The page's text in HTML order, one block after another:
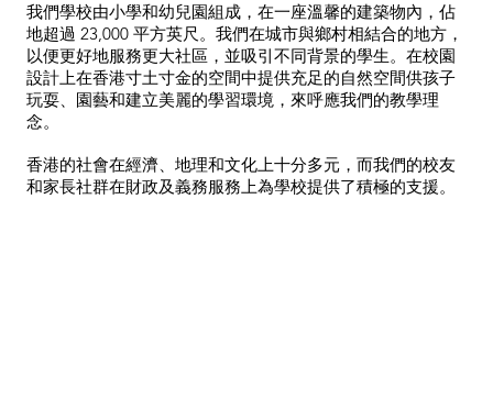
我們學校由小學和幼兒園組成，在一座溫馨的建築物內，佔
地超過 23,000 平方英尺。我們在城市與鄉村相結合的地方，
以便更好地服務更大社區，並吸引不同背景的學生。在校園
設計上在香港寸土寸金的空間中提供充足的自然空間供孩子
玩耍、園藝和建立美麗的學習環境，來呼應我們的教學理
念。
香港的社會在經濟、地理和文化上十分多元，而我們的校友
和家長社群在財政及義務服務上為學校提供了積極的支援。